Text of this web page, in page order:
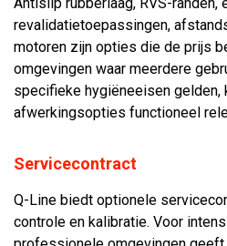
revalidatietoepassingen,
motoren zijn opties die de prijs
omgevingen waar meerdere
specifieke hygiëneeisen gelden,
afwerkingsopties functioneel
Servicecontract
Q-Line biedt optionele
controle en kalibratie. Voor